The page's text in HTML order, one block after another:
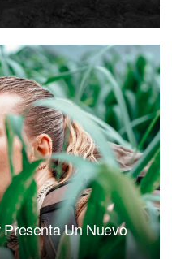
Un Nuevo